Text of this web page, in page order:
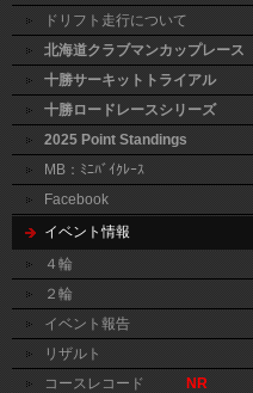
ドリフト走行について
北海道クラブマンカップレース
十勝サーキットトライアル
十勝ロードレースシリーズ
2025 Point Standings
MB：ﾐﾆﾊﾞｲｸﾚｰｽ
Facebook
イベント情報
４輪
２輪
イベント報告
リザルト
コースレコード
NR